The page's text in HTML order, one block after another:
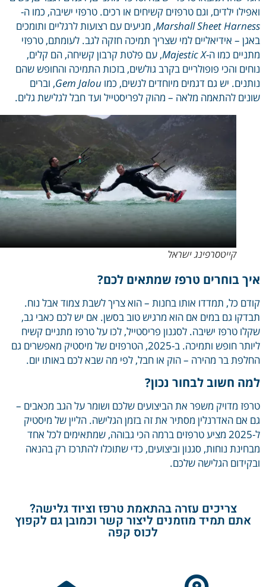
ילדים, וגם טרפזים קשיחים או רכים. טרפזי ישיבה, כמו ה-
Marshall Sheet, מגיעים עם רצועות לרגליים ותומכים
– אידיאליים למי שצריך תמיכה חזקה לגב. לעומתם, טרפזי
כמו ה-Majestic X, עם פלטת קרבון קשיחה, הם קלים,
והכי פופולריים בקרב גולשים, בזכות התמיכה והחופש שהם
יש גם דגמים מיוחדים לנשים, כמו Gem Jalou, וברים
להתאמה מלאה – מהוק לפריסטייל ועד חבל לגלישת גלים.
קייטסרפינג ישראל
בוחרים טרפז שמתאים לכם?
כל, תמדדו אותו בחנות – הוא צריך לשבת צמוד אבל נוח.
גם במים אם הוא מרגיש טוב בסשן. אם יש לכם כאבי גב,
טרפז ישיבה. לסגנון פריסטייל, לכו על טרפז מתניים קשיח
ליותר חופש ותמיכה. ב-2025, הטרפזים של מיסטיק מאפשרים גם
בר מהירה – הוק או חבל, לפי מה שבא לכם באותו יום.
חשוב לבחור נכון?
מדויק משפר את הביצועים שלכם ושומר על הגב מכאבים –
האדרנלין מסתיר את זה בזמן הגלישה. הליין של מיסטיק
ל-2025 מציע טרפזים ברמה הכי גבוהה, שמתאימים לכל אחד
נוחות, סגנון וביצועים, כדי שתוכלו להתרכז רק בהנאה
הגלישה שלכם.
צריכים עזרה בהתאמת טרפז וציוד גלישה?
תמיד מוזמנים ליצור קשר וכמובן גם לקפוץ
לכוס קפה